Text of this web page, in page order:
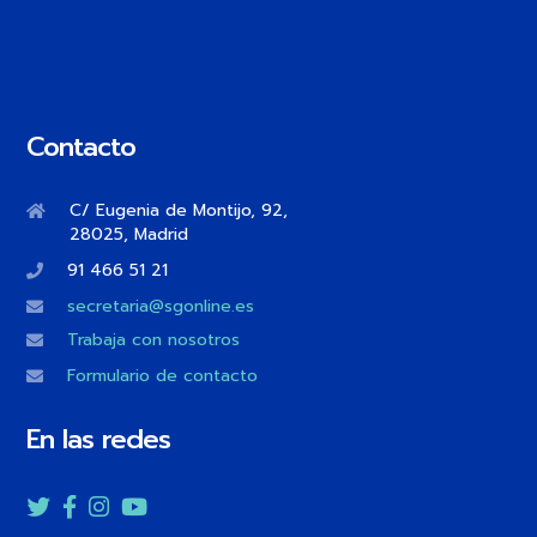
Contacto
C/ Eugenia de Montijo, 92,
28025, Madrid
91 466 51 21
secretaria@sgonline.es
Trabaja con nosotros
Formulario de contacto
En las redes
Twitter
Facebook
Instagram
YouTube